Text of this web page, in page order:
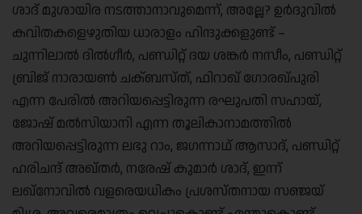
ശാദ് മുശായിര നടത്താനാവുമെന്ന്, അല്ലേ? ഉർദുവിൽ
കവിതകളെഴുതിയ ധാരാളം ഹിന്ദുക്കളുണ്ട് –
ചുന്നിലാൽ ദിൽ‌ഗീർ, പണ്ഡിറ്റ് ദയ ശങ്കർ നസീം, പണ്ഡിറ്റ്
ബ്രിജ് നാരായൺ ചക്ബസ്ത്, ഫിറാഖ് ഗോരഖ്പുരി
എന്ന പേരിൽ അറിയപ്പെട്ടിരുന്ന രഘുപതി സഹായ്,
ജോഷ് മൽ‌സിയാനി എന്ന തൂലികാനാമത്തിൽ
അറിയപ്പെട്ടിരുന്ന ലഭു റാം, ജഗന്നാഥ് ആസാദ്, പണ്ഡിറ്റ്
ഹരിചന്ദ് അഖ്തർ, നരേഷ് കുമാർ ശാദ്, ഇന്ന്
ലഖ്നോവിൽ വളരെയധികം പ്രശസ്തനായ സഞ്ജയ്